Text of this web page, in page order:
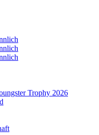
Trophy 2026